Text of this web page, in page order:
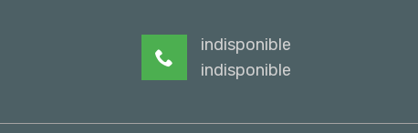
indisponible
indisponible